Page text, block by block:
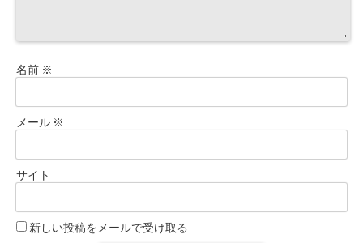
名前 ※
メール ※
サイト
新しい投稿をメールで受け取る